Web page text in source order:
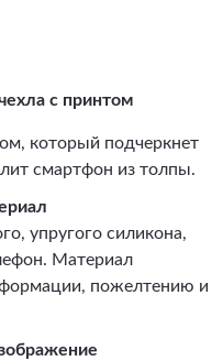
с принтом
который подчеркнет
смартфон из толпы.
упругого силикона,
Материал
пожелтению и